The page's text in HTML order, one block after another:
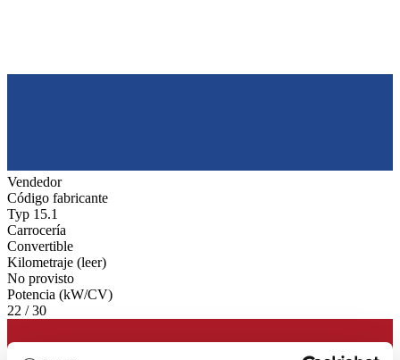
Vendedor
Código fabricante
Typ 15.1
Carrocería
Convertible
Kilometraje (leer)
No provisto
Potencia (kW/CV)
22 / 30